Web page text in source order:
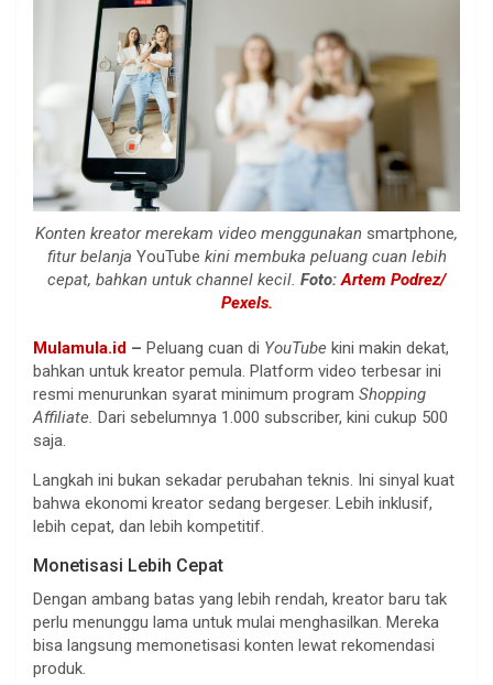
Konten kreator merekam video menggunakan smartphone,
fitur belanja YouTube kini membuka peluang cuan lebih
cepat, bahkan untuk channel kecil. Foto:Artem Podrez/
Pexels.
Mulamula.id – Peluang cuan di YouTube kini makin dekat,
bahkan untuk kreator pemula. Platform video terbesar ini
resmi menurunkan syarat minimum program Shopping
Affiliate. Dari sebelumnya 1.000 subscriber, kini cukup 500
saja.
Langkah ini bukan sekadar perubahan teknis. Ini sinyal kuat
bahwa ekonomi kreator sedang bergeser. Lebih inklusif,
lebih cepat, dan lebih kompetitif.
Monetisasi Lebih Cepat
Dengan ambang batas yang lebih rendah, kreator baru tak
perlu menunggu lama untuk mulai menghasilkan. Mereka
bisa langsung memonetisasi konten lewat rekomendasi
produk.